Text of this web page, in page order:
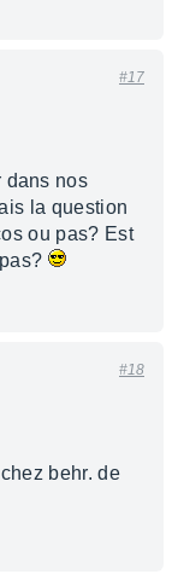
#17
dans nos
la question
ou pas? Est
#18
behr. de